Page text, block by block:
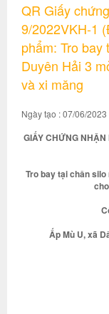
QR Giấy
9/2022VKH-1
phẩm: Tro bay
Duyên Hải 3
và xi măng
Ngày tạo : 07/06/2023
GIẤY CHỨNG
Tro bay tại chân
Ấp Mù U, xã